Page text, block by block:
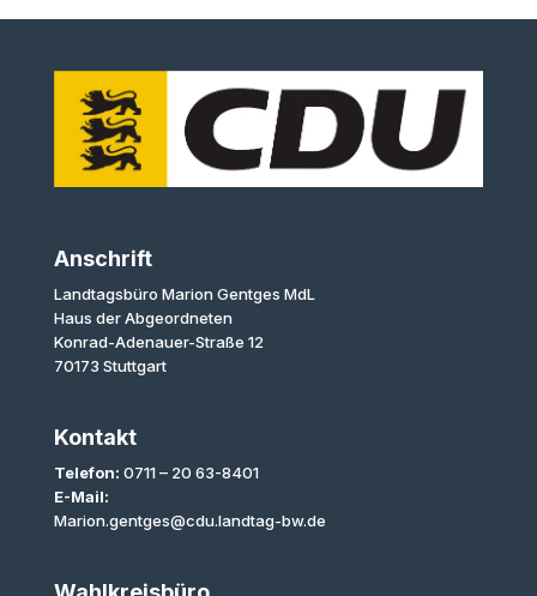
Anschrift
Landtagsbüro Marion Gentges MdL
Haus der Abgeordneten
Konrad-Adenauer-Straße 12
70173 Stuttgart
Kontakt
Telefon: 0711 – 20 63-8401
E-Mail:
Marion.gentges@cdu.landtag-bw.de